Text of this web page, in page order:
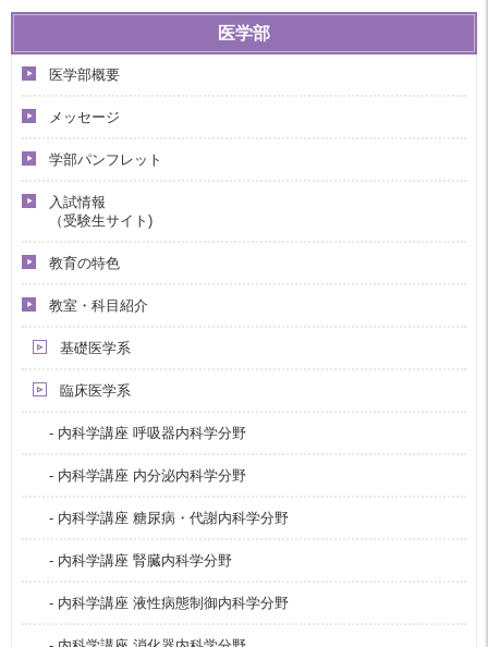
医学部
医学部概要
メッセージ
学部パンフレット
入試情報
（受験生サイト)
教育の特色
教室・科目紹介
基礎医学系
臨床医学系
- 内科学講座 呼吸器内科学分野
- 内科学講座 内分泌内科学分野
- 内科学講座 糖尿病・代謝内科学分野
- 内科学講座 腎臓内科学分野
- 内科学講座 液性病態制御内科学分野